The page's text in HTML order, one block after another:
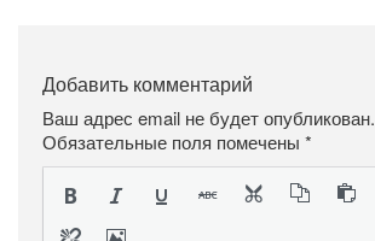
Добавить комментарий
Ваш адрес email не будет опубликован.
Обязательные поля помечены *